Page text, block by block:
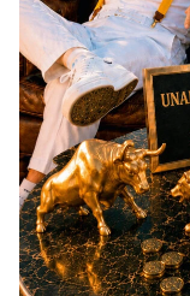
US-
Drei
Act
mehr